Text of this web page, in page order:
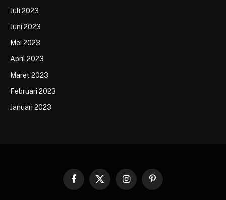
Juli 2023
Juni 2023
Mei 2023
April 2023
Maret 2023
Februari 2023
Januari 2023
Facebook
X
InstagramPinterest